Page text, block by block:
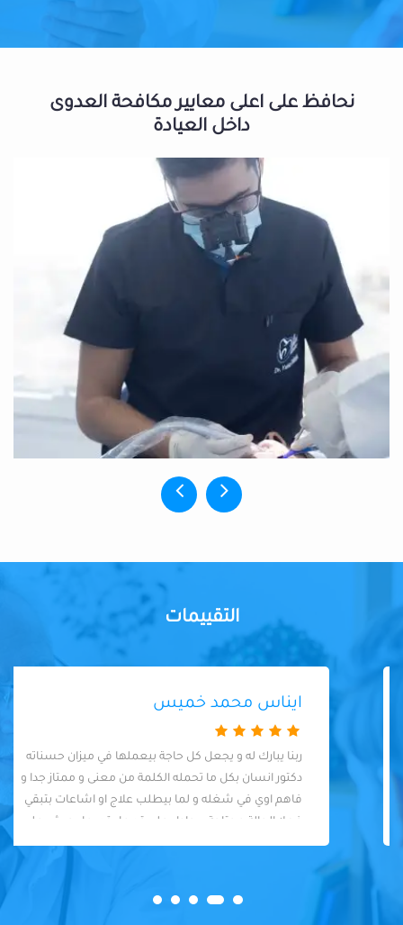
نحافظ على اعلى معايير مكافحة العدوى
داخل العيادة
التقييمات
ايناس محمد خميس
ربنا يبارك له و يجعل كل حاجة بيعملها في ميزان حسناته
دكتور انسان بكل ما تحمله الكلمة من معنى و ممتاز جدا و
فاهم اوي في شغله و لما بيطلب علاج او اشاعات بتبقي
فعلا الحالة محتاجة بيحاول علي قد ما يقدر ما يجيش علي
المريض او يكلفه كتير